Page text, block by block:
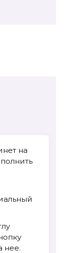
на
нее.